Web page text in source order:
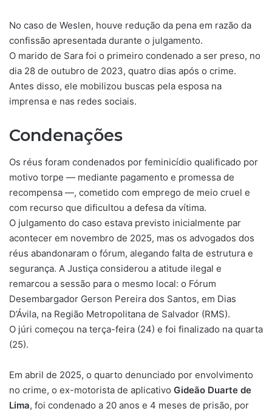
No caso de Weslen, houve redução da pena em razão da
confissão apresentada durante o julgamento.
O marido de Sara foi o primeiro condenado a ser preso, no
dia 28 de outubro de 2023, quatro dias após o crime.
Antes disso, ele mobilizou buscas pela esposa na
imprensa e nas redes sociais.
Condenações
Os réus foram condenados por feminicídio qualificado por
motivo torpe — mediante pagamento e promessa de
recompensa —, cometido com emprego de meio cruel e
com recurso que dificultou a defesa da vítima.
O julgamento do caso estava previsto inicialmente par
acontecer em novembro de 2025, mas os advogados dos
réus abandonaram o fórum, alegando falta de estrutura e
segurança. A Justiça considerou a atitude ilegal e
remarcou a sessão para o mesmo local: o Fórum
Desembargador Gerson Pereira dos Santos, em Dias
D’Ávila, na Região Metropolitana de Salvador (RMS).
O júri começou na terça-feira (24) e foi finalizado na quarta
(25).
Em abril de 2025, o quarto denunciado por envolvimento
no crime, o ex-motorista de aplicativo Gideão Duarte de
Lima, foi condenado a 20 anos e 4 meses de prisão, por